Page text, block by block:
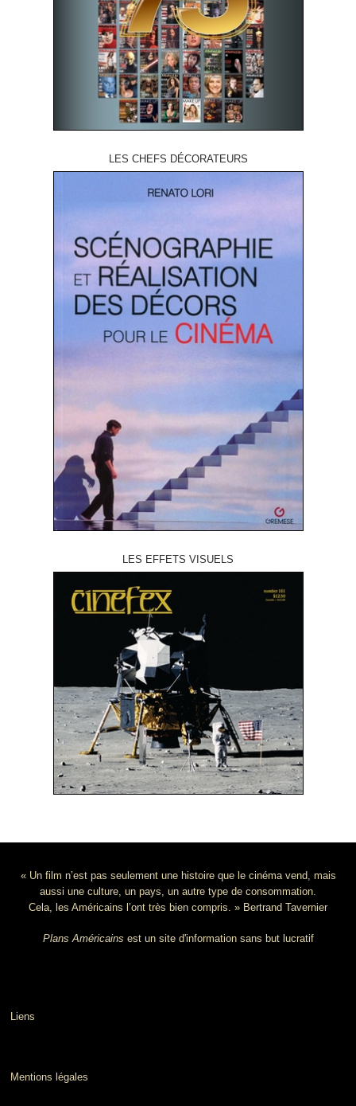
LES CHEFS DÉCORATEURS
LES EFFETS VISUELS
« Un film n’est pas seulement une histoire que le cinéma vend, mais
aussi une culture, un pays, un autre type de consommation.
Cela, les Américains l’ont très bien compris. » Bertrand Tavernier
Plans Américains est un site d'information sans but lucratif
Liens
Mentions légales